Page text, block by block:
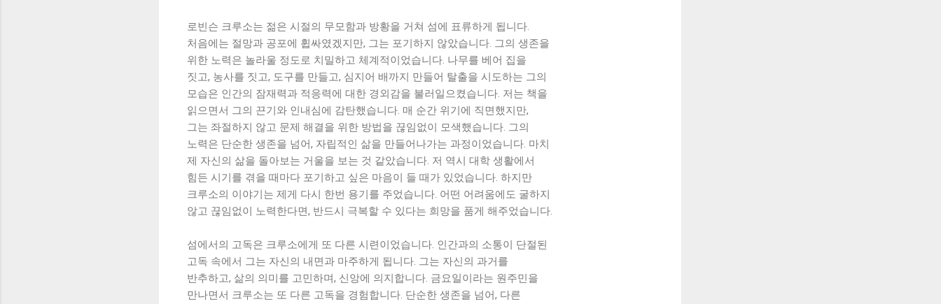
로빈슨 크루소는 젊은 시절의 무모함과 방황을 거쳐 섬에 표류하게 됩니다.
처음에는 절망과 공포에 휩싸였겠지만, 그는 포기하지 않았습니다. 그의 생존을
위한 노력은 놀라울 정도로 치밀하고 체계적이었습니다. 나무를 베어 집을
짓고, 농사를 짓고, 도구를 만들고, 심지어 배까지 만들어 탈출을 시도하는 그의
모습은 인간의 잠재력과 적응력에 대한 경외감을 불러일으켰습니다. 저는 책을
읽으면서 그의 끈기와 인내심에 감탄했습니다. 매 순간 위기에 직면했지만,
그는 좌절하지 않고 문제 해결을 위한 방법을 끊임없이 모색했습니다. 그의
노력은 단순한 생존을 넘어, 자립적인 삶을 만들어나가는 과정이었습니다. 마치
제 자신의 삶을 돌아보는 거울을 보는 것 같았습니다. 저 역시 대학 생활에서
힘든 시기를 겪을 때마다 포기하고 싶은 마음이 들 때가 있었습니다. 하지만
크루소의 이야기는 제게 다시 한번 용기를 주었습니다. 어떤 어려움에도 굴하지
않고 끊임없이 노력한다면, 반드시 극복할 수 있다는 희망을 품게 해주었습니다.
섬에서의 고독은 크루소에게 또 다른 시련이었습니다. 인간과의 소통이 단절된
고독 속에서 그는 자신의 내면과 마주하게 됩니다. 그는 자신의 과거를
반추하고, 삶의 의미를 고민하며, 신앙에 의지합니다. 금요일이라는 원주민을
만나면서 크루소는 또 다른 고독을 경험합니다. 단순한 생존을 넘어, 다른